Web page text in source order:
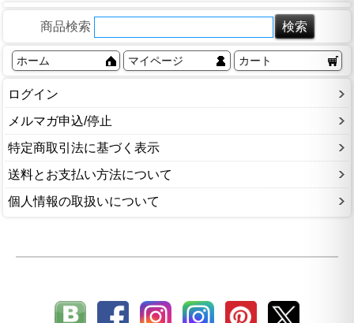
商品検索
ホーム マイページ カート
ログイン
メルマガ申込/停止
特定商取引法に基づく表示
送料とお支払い方法について
個人情報の取扱いについて